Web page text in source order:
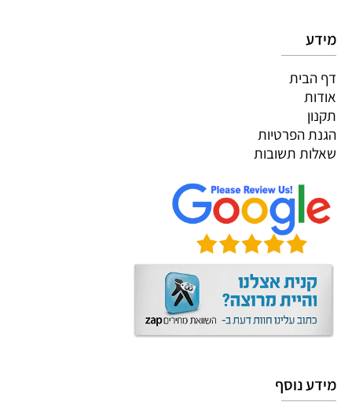
מידע
דף הבית
אודות
תקנון
הגנת הפרטיות
שאלות תשובות
מידע נוסף